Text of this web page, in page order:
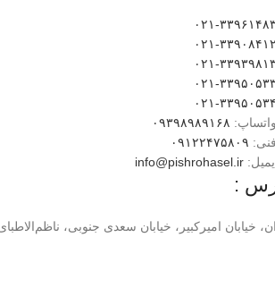
۳۳۹۶۱۴۸۳
۳۳۹۰۸۴۱۲
۳۳۹۳۹۸۱۳
۳۳۹۵۰۵۳۳
۳۳۹۵۰۵۳۴
۰۹۳۹۸۹۸۹۱۶۸
۰۹۱۲۲۴۷۵۸۰۹
info@pishrohasel.ir
:
خیابان امیرکبیر، خیابان سعدی جنوبی، ناظم‌الاطبای